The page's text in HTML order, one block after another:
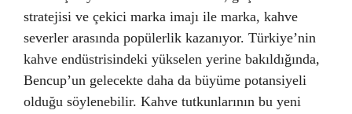
stratejisi ve çekici marka imajı ile marka, kahve
severler arasında popülerlik kazanıyor. Türkiye’nin
kahve endüstrisindeki yükselen yerine bakıldığında,
Bencup’un gelecekte daha da büyüme potansiyeli
olduğu söylenebilir. Kahve tutkunlarının bu yeni